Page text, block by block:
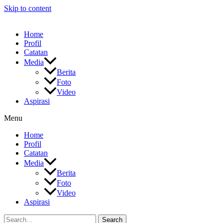
Skip to content
Home
Profil
Catatan
Media
Berita
Foto
Video
Aspirasi
Menu
Home
Profil
Catatan
Media
Berita
Foto
Video
Aspirasi
Search